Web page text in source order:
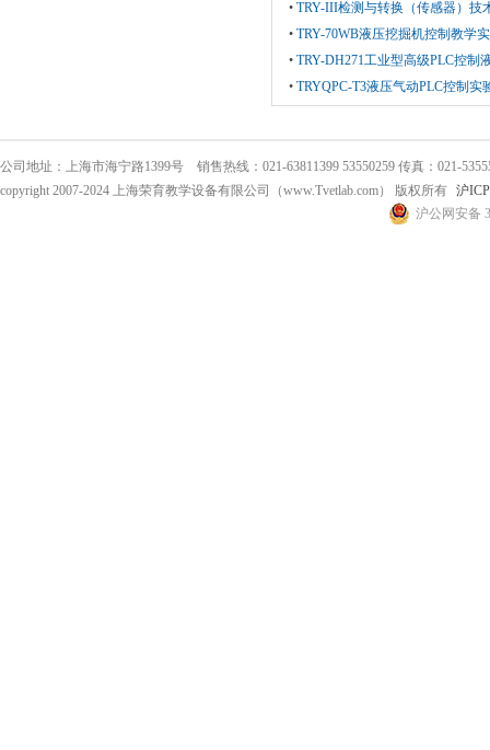
• TRY-III检测与转换（传感器）技
• TRY-70WB液压挖掘机控制教学
• TRY-DH271工业型高级PLC控制
• TRYQPC-T3液压气动PLC控制实
公司地址：上海市海宁路1399号 销售热线：021-63811399 53550259 传真：021-
copyright 2007-2024 上海荣育教学设备有限公司（www.Tvetlab.com） 版权所有 沪
沪公网安备